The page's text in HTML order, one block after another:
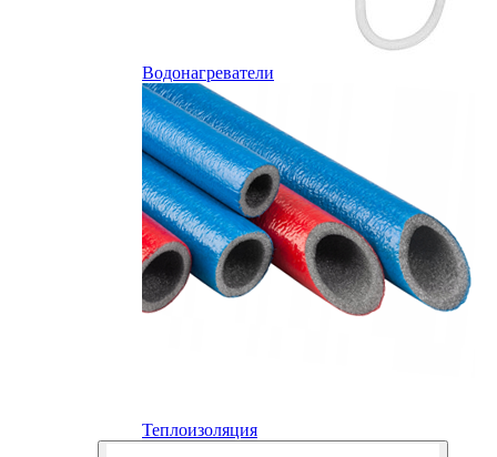
Водонагреватели
Теплоизоляция